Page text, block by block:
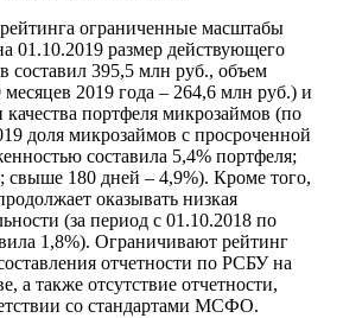
ограниченные масштабы
01.10.2019 размер действующего
составил 395,5 млн руб., объем
2019 года – 264,6 млн руб.) и
качества портфеля микрозаймов (по
доля микрозаймов с просроченной
составила 5,4% портфеля;
свыше 180 дней – 4,9%). Кроме того,
оказывать низкая
(за период с 01.10.2018 по
1,8%). Ограничивают рейтинг
отчетности по РСБУ на
а также отсутствие отчетности,
со стандартами МСФО.